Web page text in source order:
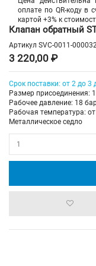
оплате по QR-коду в
картой +3% к
Клапан обратный
Артикул SVC-0011-
3 220,00 ₽
Срок поставки: от 2 до 3
Размер присоединения:
Рабочее давление: 18
Рабочая температура:
Металлическое седло